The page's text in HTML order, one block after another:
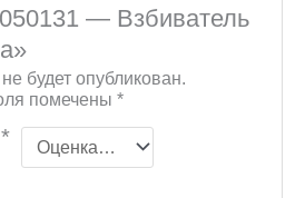
— Взбиватель
будет опубликован.
помечены*
*